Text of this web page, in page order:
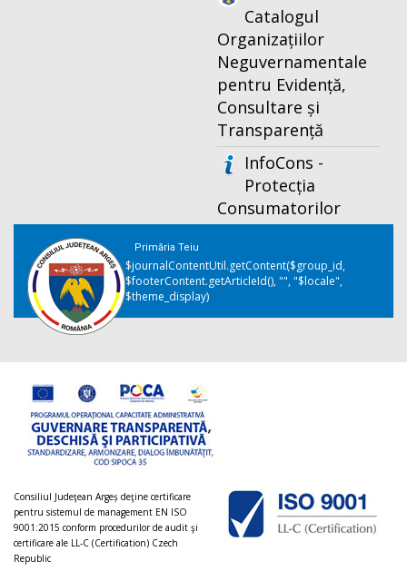
Catalogul
Organizațiilor
Neguvernamentale
pentru Evidență,
Consultare și
Transparență
InfoCons -
Protecția
Consumatorilor
Primăria Teiu
$journalContentUtil.getContent($group_id,
$footerContent.getArticleId(), "", "$locale",
$theme_display)
Consiliul Judeţean Argeș deţine certificare
pentru sistemul de management EN ISO
9001:2015 conform procedurilor de audit şi
certificare ale LL-C (Certification) Czech
Republic